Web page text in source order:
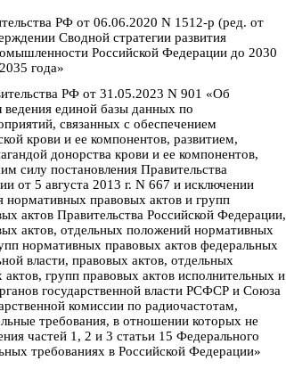
РФ от 06.06.2020 N 1512-р (ред. от
Сводной стратегии развития
Российской Федерации до 2030
года»
РФ от 31.05.2023 N 901 «Об
единой базы данных по
связанных с обеспечением
крови и ее компонентов, развитием,
донорства крови и ее компонентов,
силу постановления Правительства
от 5 августа 2013 г. N 667 и исключении
нормативных правовых актов и групп
актов Правительства Российской Федерации,
актов, отдельных положений нормативных
нормативных правовых актов федеральных
власти, правовых актов, отдельных
групп правовых актов исполнительных и
государственной власти РСФСР и Союза
комиссии по радиочастотам,
требования, в отношении которых не
частей 1, 2 и 3 статьи 15 Федерального
требованиях в Российской Федерации»